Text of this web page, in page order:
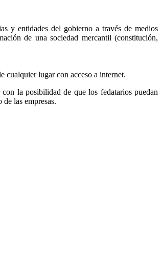
y entidades del gobierno a través de medios
de una sociedad mercantil (constitución,
cualquier lugar con acceso a internet.
la posibilidad de que los fedatarios puedan
las empresas.